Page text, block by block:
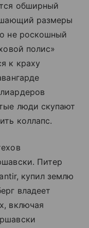
обширный
размеры
не роскошный
полис»
к краху
люди скупают
коллапс.
Питер
купил землю
владеет
включая